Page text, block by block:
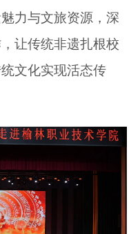
力与文旅资源，深
让传统非遗扎根校
文化实现活态传